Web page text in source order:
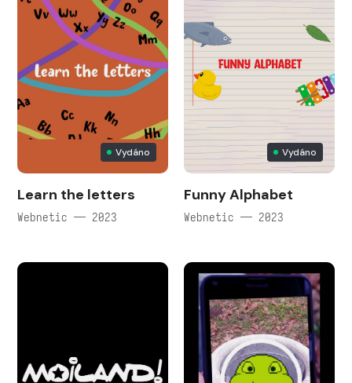
Vydáno
Learn the letters
Webnetic — 2023
Vydáno
Funny Alphabet
Webnetic — 2023